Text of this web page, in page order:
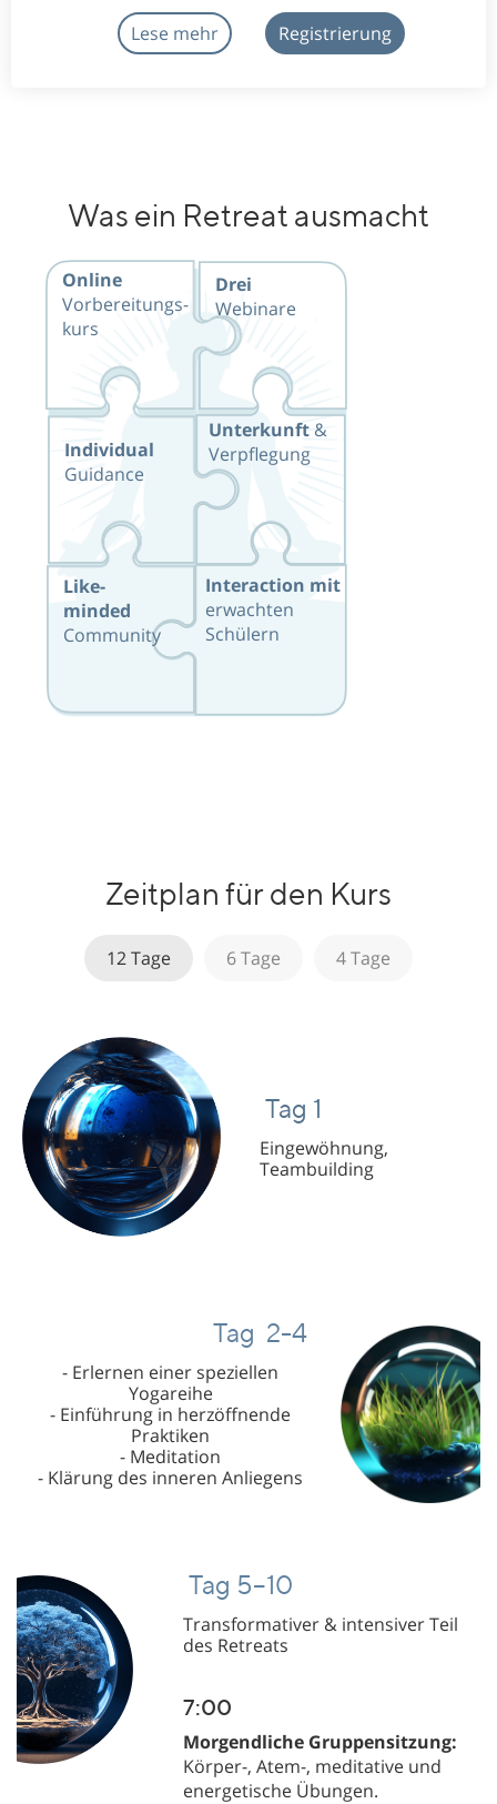
Lese mehr Registrierung
Was ein Retreat ausmacht
Online
Vorbereitungs-
kurs
Drei
Webinare
Unterkunft &
Verpflegung
Interaction mit
erwachten
Schülern
Like-
minded
Community
Individual
Guidance
Zeitplan für den Kurs
12 Tage 6 Tage 4 Tage
Tag 1
Eingewöhnung,
Teambuilding
Tag 2-4
- Erlernen einer speziellen
Yogareihe
- Einführung in herzöffnende
Praktiken
- Meditation
- Klärung des inneren Anliegens
Tag 5–10
Transformativer & intensiver Teil
des Retreats
7:00
Morgendliche Gruppensitzung:
Körper-, Atem-, meditative und
energetische Übungen.
Tag 1
Eingewöhnung,
Teambuilding
Tag 2
- Erlernen einer speziellen
Yogareihe
- Einführung in herzöffnende
Praktiken
- Meditation
- Klärung des inneren Anliegens
Tag 3-4
Transformativer & intensiver Teil
des Retreats
7:00
Morgendliche Gruppensitzung:
Körper-, Atem-, meditative und
energetische Übungen.
Tag 1
Eingewöhnung,
Teambuilding
Tag 2
- Erlernen einer speziellen
Yogareihe
- Einführung in herzöffnende
Praktiken
- Meditation
- Klärung des inneren Anliegens
Tag 5
Verinnerlichung und
Verwirklichung des neu
angesammelten Potenzials,
Austausch und Satsang